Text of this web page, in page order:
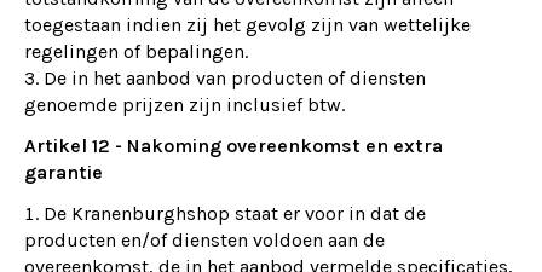
toegestaan indien zij het gevolg zijn van wettelijke
regelingen of bepalingen.
3. De in het aanbod van producten of diensten
genoemde prijzen zijn inclusief btw.
Artikel 12 - Nakoming overeenkomst en extra
garantie
De Kranenburghshop staat er voor in dat de
producten en/of diensten voldoen aan de
overeenkomst, de in het aanbod vermelde specificaties,